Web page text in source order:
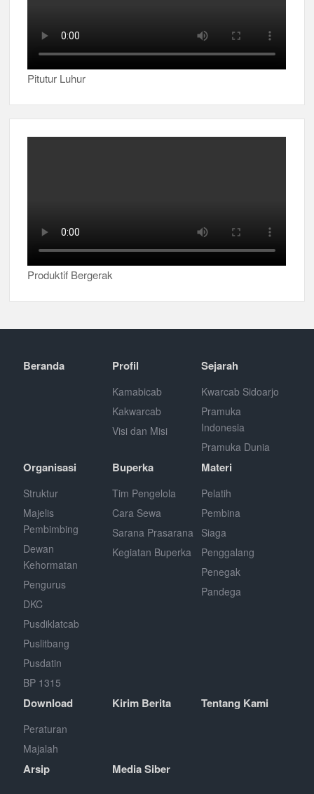
Pitutur Luhur
Produktif Bergerak
Beranda Profil
Kamabicab
Kakwarcab
Visi dan Misi
Sejarah
Kwarcab Sidoarjo
Pramuka
Indonesia
Pramuka Dunia
Organisasi
Struktur
Majelis
Pembimbing
Dewan
Kehormatan
Pengurus
DKC
Pusdiklatcab
Puslitbang
Pusdatin
BP 1315
Buperka
Tim Pengelola
Cara Sewa
Sarana Prasarana
Kegiatan Buperka
Materi
Pelatih
Pembina
Siaga
Penggalang
Penegak
Pandega
Download
Peraturan
Majalah
Kirim Berita Tentang Kami
Arsip Media Siber